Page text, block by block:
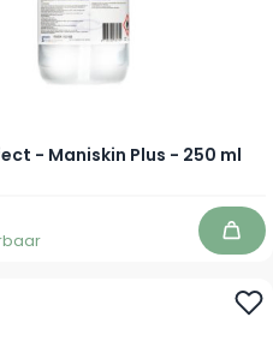
- Maniskin Plus - 250 ml
prijs
In